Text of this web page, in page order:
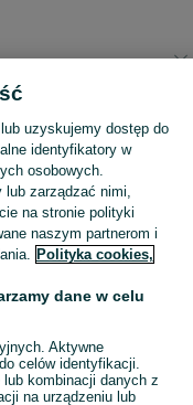
Zobacz
uzyskujemy dostęp do
identyfikatory w
osobowych.
lub zarządzać nimi,
na stronie polityki
naszym partnerom i
Polityka cookies,
dane w celu
Aktywne
celów identyfikacji.
kombinacji danych z
na urządzeniu lub